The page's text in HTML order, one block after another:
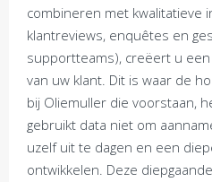
combineren met kwalitatieve
klantreviews, enquêtes en
supportteams), creëert u
van uw klant. Dit is waar de
bij Oliemuller die voorstaan,
gebruikt data niet om
uzelf uit te dagen en een
ontwikkelen. Deze